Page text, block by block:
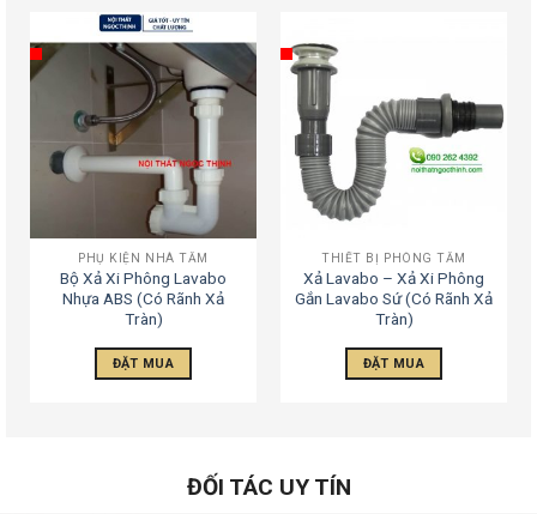
PHỤ KIỆN NHÀ TẮM
Bộ Xả Xi Phông Lavabo
Nhựa ABS (Có Rãnh Xả
Tràn)
ĐẶT MUA
THIẾT BỊ PHÒNG TẮM
Xả Lavabo – Xả Xi Phông
Gắn Lavabo Sứ (Có Rãnh Xả
Tràn)
ĐẶT MUA
ĐỐI TÁC UY TÍN